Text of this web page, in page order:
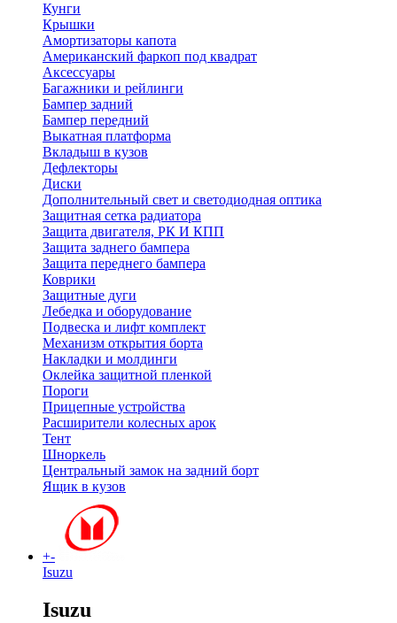
Кунги
Крышки
Амортизаторы капота
Американский фаркоп под квадрат
Аксессуары
Багажники и рейлинги
Бампер задний
Бампер передний
Выкатная платформа
Вкладыш в кузов
Дефлекторы
Диски
Дополнительный свет и светодиодная оптика
Защитная сетка радиатора
Защита двигателя, РК И КПП
Защита заднего бампера
Защита переднего бампера
Коврики
Защитные дуги
Лебедка и оборудование
Подвеска и лифт комплект
Механизм открытия борта
Накладки и молдинги
Оклейка защитной пленкой
Пороги
Прицепные устройства
Расширители колесных арок
Тент
Шноркель
Центральный замок на задний борт
Ящик в кузов
+-
Isuzu
Isuzu